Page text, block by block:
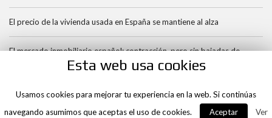
El precio de la vivienda usada en España se mantiene al alza
El mercado inmobiliario español: contracción, pero sin bajadas de
Esta web usa cookies
Usamos cookies para mejorar tu experiencia en la web. Si continúas
navegando asumimos que aceptas el uso de cookies.
Aceptar Ver